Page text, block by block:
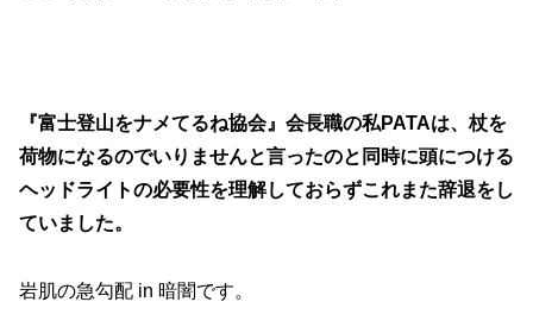
『富士登山をナメてるね協会』会長職の私PATAは、杖を
荷物になるのでいりませんと言ったのと同時に頭につける
ヘッドライトの必要性を理解しておらずこれまた辞退をし
ていました。
岩肌の急勾配 in 暗闇です。